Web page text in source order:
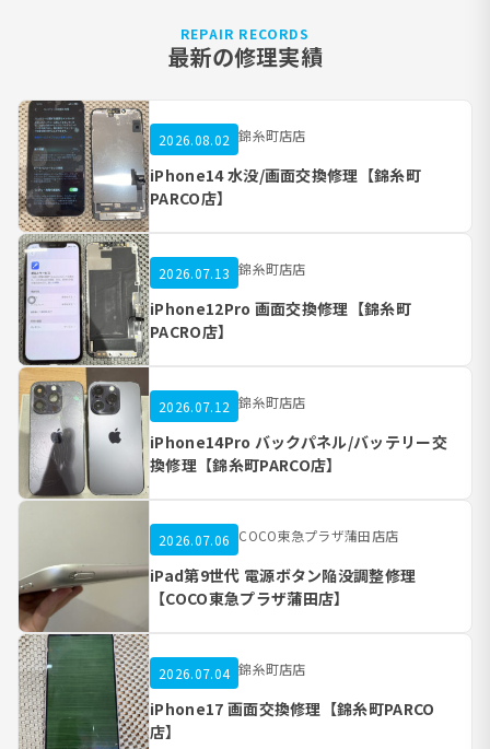
REPAIR RECORDS
最新の修理実績
2026.08.02 錦糸町店店
iPhone14 水没/画面交換修理【錦糸町
PARCO店】
2026.07.13 錦糸町店店
iPhone12Pro 画面交換修理【錦糸町
PACRO店】
2026.07.12 錦糸町店店
iPhone14Pro バックパネル/バッテリー交
換修理【錦糸町PARCO店】
2026.07.06 COCO東急プラザ蒲田店店
iPad第9世代 電源ボタン陥没調整修理
【COCO東急プラザ蒲田店】
2026.07.04 錦糸町店店
iPhone17 画面交換修理【錦糸町PARCO
店】